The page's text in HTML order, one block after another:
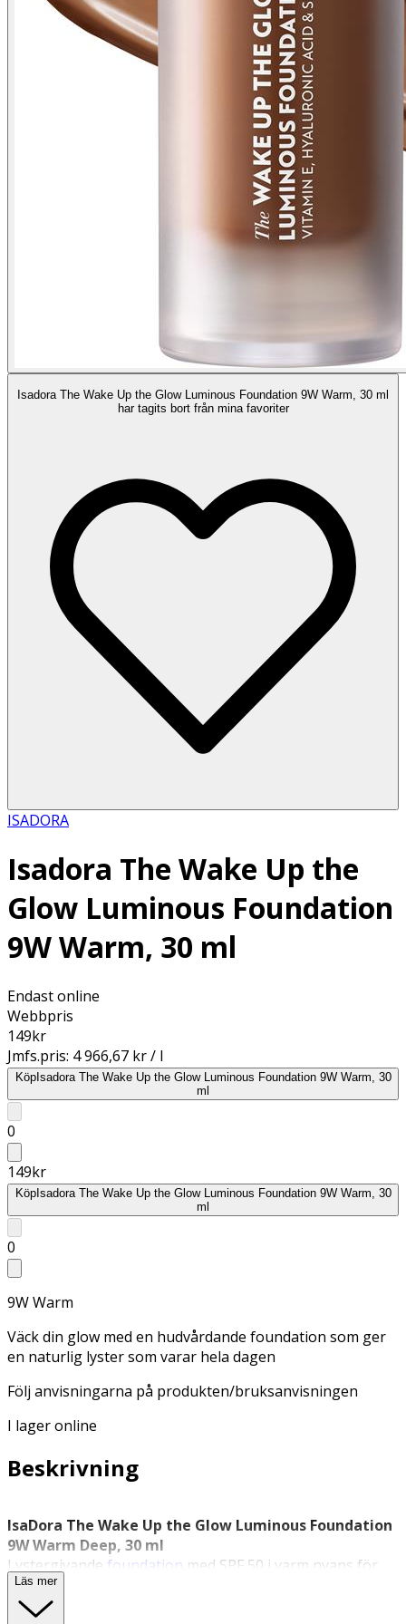
Isadora The Wake Up the Glow Luminous Foundation 9W Warm, 30 ml
har tagits bort från mina favoriter
ISADORA
Isadora The Wake Up the
Glow Luminous Foundation
9W Warm, 30 ml
Endast online
Webbpris
149kr
Jmfs.pris: 4 966,67 kr / l
KöpIsadora The Wake Up the Glow Luminous Foundation 9W Warm, 30
ml
0
149kr
KöpIsadora The Wake Up the Glow Luminous Foundation 9W Warm, 30
ml
0
9W Warm
Väck din glow med en hudvårdande foundation som ger
en naturlig lyster som varar hela dagen
Följ anvisningarna på produkten/bruksanvisningen
I lager online
Beskrivning
IsaDora The Wake Up the Glow Luminous Foundation
9W Warm Deep, 30 ml
Lystergivande foundation med SPF 50 i varm nyans för
mörk hudton.
IsaDora
Läs mer